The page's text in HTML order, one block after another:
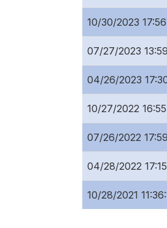
10/30/2023
07/27/2023
04/26/2023
10/27/2022
07/26/2022
04/28/2022
10/28/2021